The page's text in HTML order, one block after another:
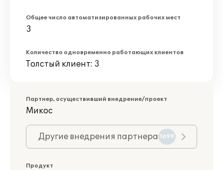
Общее число автоматизированных рабочих мест
3
Количество одновременно работающих клиентов
Толстый клиент: 3
Партнер, осуществивший внедрение/проект
Микос
Другие внедрения партнера 1699
Продукт